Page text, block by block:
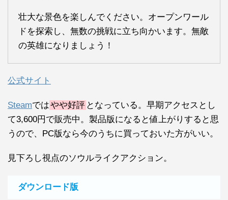
壮大な景色を楽しんでください。オープンワール
ドを探索し、無数の挑戦に立ち向かいます。無敵
の英雄になりましょう！
公式サイト
Steamではやや好評 となっている。早期アクセスとし
て3,600円で販売中。製品版になると値上がりすると思
うので、PC版なら今のうちに買っておいた方がいい。
見下ろし視点のソウルライクアクション。
ダウンロード版